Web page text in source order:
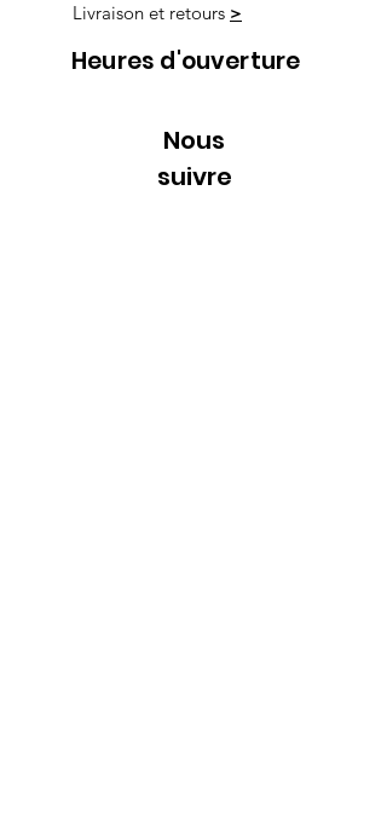
Livraison et retours >
Heures d'ouverture
Nous
suivre